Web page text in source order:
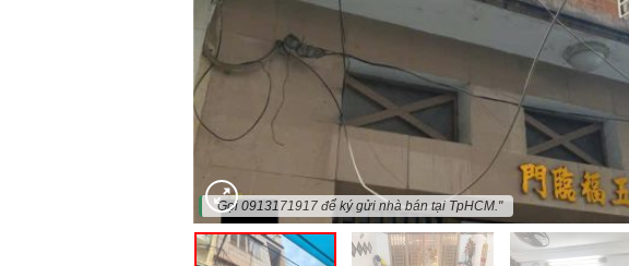
"Gọi 0913171917 để ký gửi nhà bán tại TpHCM."